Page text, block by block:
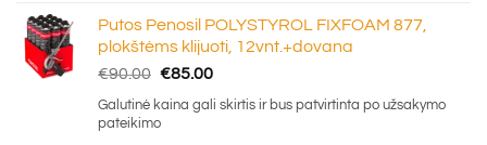
Putos Penosil POLYSTYROL FIXFOAM 877,
plokštėms klijuoti, 12vnt.+dovana
€90.00 Original
price
was:
€85.00Current
price
Galutinė kaina gali skirtis ir bus patvirtinta po užsakymo
pateikimo